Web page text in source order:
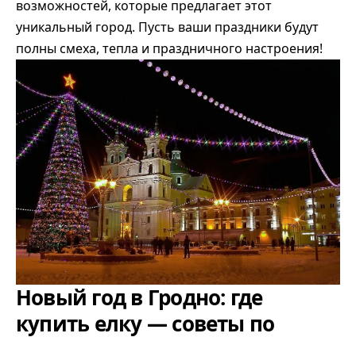
возможностей, которые предлагает этот
уникальный город. Пусть ваши праздники будут
полны смеха, тепла и праздничного настроения!
Новый год в Гродно: где
купить елку — советы по